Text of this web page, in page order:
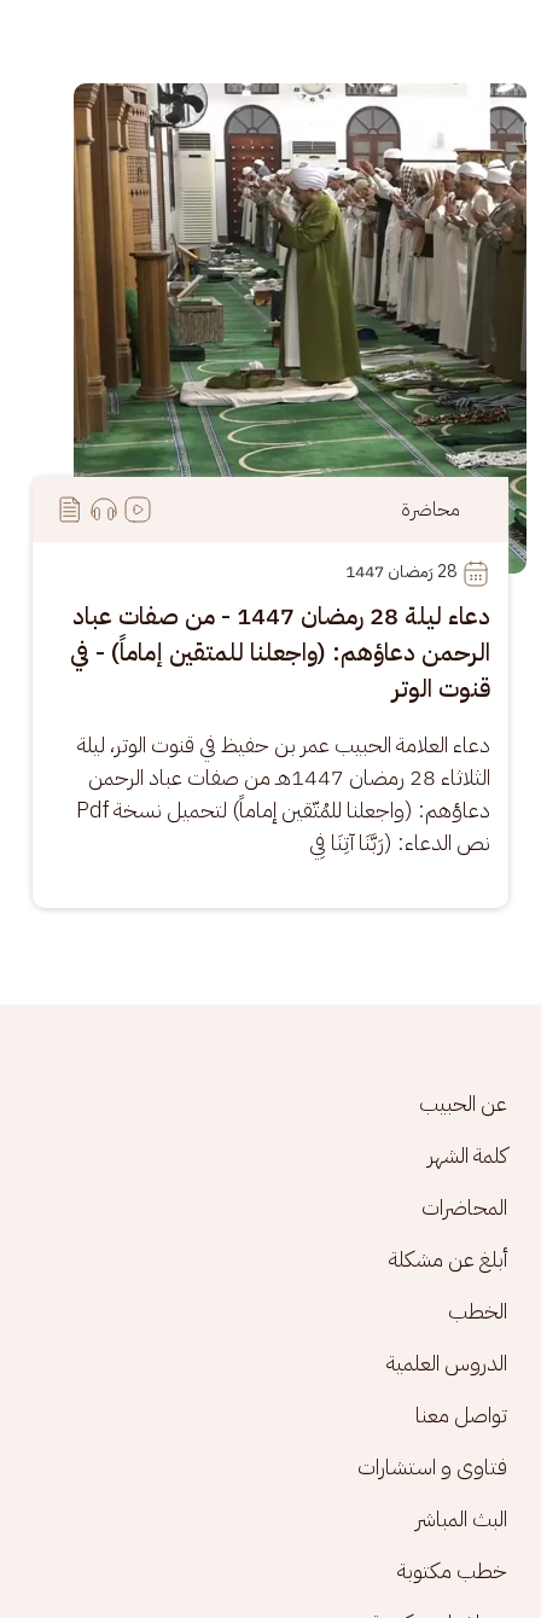
الصورة
محاضرة
28
دعاء ليلة 28 رمضان 1447 - من صفات عباد
الرحمن دعاؤهم: (واجعلنا للمتقين إماماً) - في
قنوت الوتر
دعاء العلامة الحبيب عمر بن حفيظ في قنوت الوتر، ليلة
الثلاثاء 28 رمضان 1447هـ من صفات عباد الرحمن
نص الدعاء: ​(رَبَّنَا آتِنَا فِي
Footer menu
عن الحبيب
كلمة الشهر
المحاضرات
أبلغ عن مشكلة
الخطب
الدروس العلمية
تواصل معنا
فتاوى و استشارات
البث المباشر
خطب مكتوبة